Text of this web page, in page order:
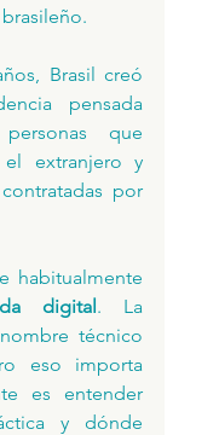
Brasil creó
pensada
que
extranjero y
por
habitualmente
digital. La
técnico
eso importa
es entender
y dónde